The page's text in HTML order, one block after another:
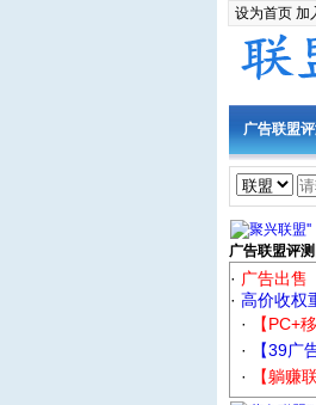
设为首页 加
广告联盟评
广告联盟评测
· 广告出售
· 高价收权
·
【PC+
·
【39广
·
【躺赚